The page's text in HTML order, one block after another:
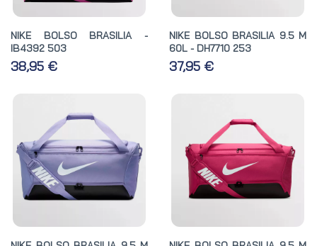
NIKE BOLSO BRASILIA -
IB4392 503
38,95 €
NIKE BOLSO BRASILIA 9.5 M
60L - DH7710 253
37,95 €